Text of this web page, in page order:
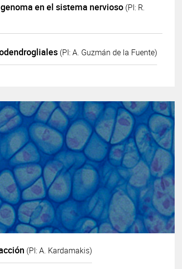
en el sistema nervioso (PI: R.
(PI: A. Guzmán de la Fuente)
(PI: A. Kardamakis)